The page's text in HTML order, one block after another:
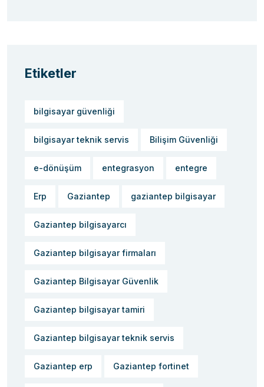
Etiketler
bilgisayar güvenliği
bilgisayar teknik servis Bilişim Güvenliği
e-dönüşüm entegrasyon entegre
Erp Gaziantep gaziantep bilgisayar
Gaziantep bilgisayarcı
Gaziantep bilgisayar firmaları
Gaziantep Bilgisayar Güvenlik
Gaziantep bilgisayar tamiri
Gaziantep bilgisayar teknik servis
Gaziantep erp Gaziantep fortinet